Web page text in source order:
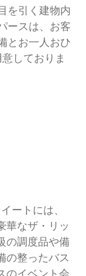
を引く建物内
ースは、お客
とお一人おひ
しておりま
ートには、
華なザ・リッ
の調度品や備
の整ったバス